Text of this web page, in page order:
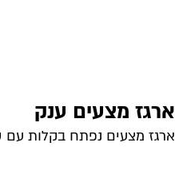
ארגז מצעים ענק
ארגז מצעים נפתח בקלות עם